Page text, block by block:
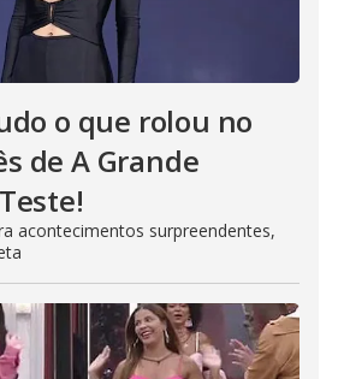
o que rolou no
de A Grande
acontecimentos surpreendentes,